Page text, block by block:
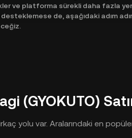
ve platforma sürekli daha fazla
de, aşağıdaki adım
(GYOKUTO)
yolu var. Aralarındaki en